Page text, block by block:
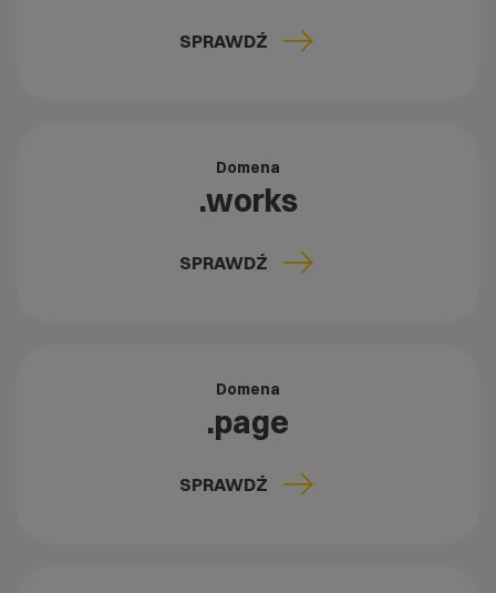
SPRAWDŹ
Domena
.works
SPRAWDŹ
Domena
.page
SPRAWDŹ